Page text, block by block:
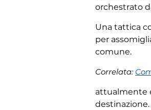
orchestrato
Una tattica
per
comune.
Correlata:
attualmente